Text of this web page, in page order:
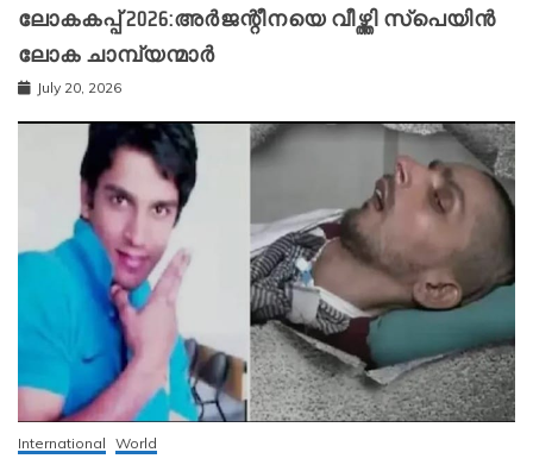
ലോകകപ്പ് 2026:അർജന്റീനയെ വീഴ്ത്തി സ്‌പെയിൻ
ലോക ചാമ്പ്യന്മാർ
July 20, 2026
International World